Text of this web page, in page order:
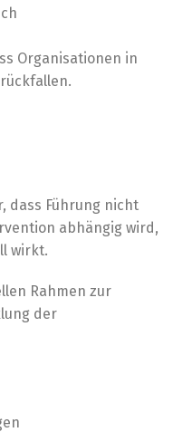
Organisationen in
dass Führung nicht
abhängig wird,
wirkt.
Rahmen zur
der